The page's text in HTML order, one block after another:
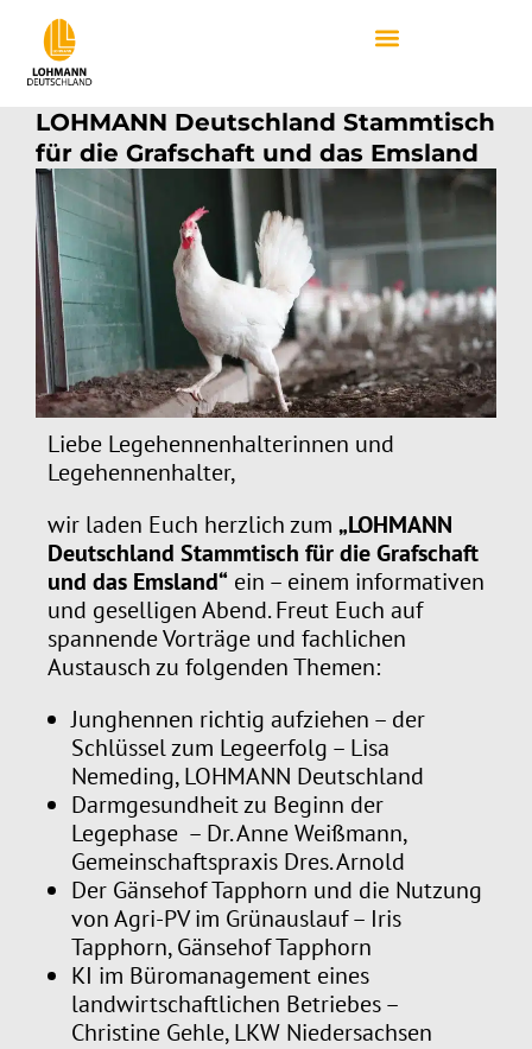
LOHMANN Deutschland Stammtisch
für die Grafschaft und das Emsland
Liebe Legehennenhalterinnen und
Legehennenhalter,
wir laden Euch herzlich zum „LOHMANN
Deutschland Stammtisch für die Grafschaft
und das Emsland“ ein – einem informativen
und geselligen Abend. Freut Euch auf
spannende Vorträge und fachlichen
Austausch zu folgenden Themen:
Junghennen richtig aufziehen – der
Schlüssel zum Legeerfolg – Lisa
Nemeding, LOHMANN Deutschland
Darmgesundheit zu Beginn der
Legephase – Dr. Anne Weißmann,
Gemeinschaftspraxis Dres. Arnold
Der Gänsehof Tapphorn und die Nutzung
von Agri-PV im Grünauslauf – Iris
Tapphorn, Gänsehof Tapphorn
KI im Büromanagement eines
landwirtschaftlichen Betriebes –
Christine Gehle, LKW Niedersachsen